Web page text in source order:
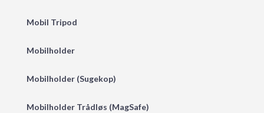
Mobil Tripod
Mobilholder
Mobilholder (Sugekop)
Mobilholder Trådløs (MagSafe)